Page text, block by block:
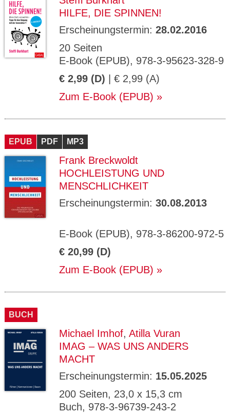
HILFE, DIE SPINNEN!
Erscheinungstermin: 28.02.2016
20 Seiten
E-Book (EPUB), 978-3-95623-328-9
€ 2,99 (D) | € 2,99 (A)
Zum E-Book (EPUB)
EPUB PDF MP3
Frank Breckwoldt
HOCHLEISTUNG UND
MENSCHLICHKEIT
Erscheinungstermin: 30.08.2013
E-Book (EPUB), 978-3-86200-972-5
€ 20,99 (D)
Zum E-Book (EPUB)
BUCH
Michael Imhof, Atilla Vuran
IMAG – WAS UNS ANDERS
MACHT
Erscheinungstermin: 15.05.2025
200 Seiten, 23,0 x 15,3 cm
Buch, 978-3-96739-243-2